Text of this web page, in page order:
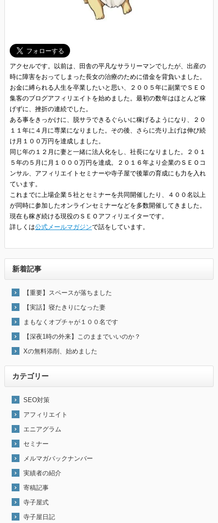
アクセルです。以前は、田舎の平凡なサラリーマンでしたが、出産の
時に障害をおってしまった長女の治療のために借金を背負いました。
お金に縛られる人生を卒業したいと思い、２００５年に副業でＳＥＯ
集客のブログアフィリエイトを始めました。最初の数年はほとんど稼
げずに、挫折の連続でした。
ある事をきっかけに、脱サラできるぐらいに稼げるようになり、２０
１１年に４月に専業になりました。その後、さらに売り上げは伸び続
け月１００万円を達成しました。
同じ年の１２月に妻と一緒に法人化をし、社長になりました。２０１
５年の５月に月１０００万円を達成。２０１６年より企業のＳＥＯコ
ンサル、アフィリエイトセミナーや寺子屋で後輩の育成にも力を入れ
ています。
これまでに上場企業５社とセミナーを共同開催したり、４００名以上
が同時に参加したオンラインセミナーなどを多数開催してきました。
現在も稼ぎ続ける現役のＳＥＯアフィリエイターです。
詳しくは公式メールマガジンで話をしています。
新着記事
【重要】スペースが落ちました
【実話】寝たきりになった妻
まもなくオプチャが１００名です
【深夜1時の外来】このままでいいのか？
Xの無料添削、始めました
カテゴリー
SEO対策
アフィリエイト
エニアグラム
セミナー
メルマガバックナンバー
実績者の紹介
寄稿記事
寺子屋式
寺子屋日記